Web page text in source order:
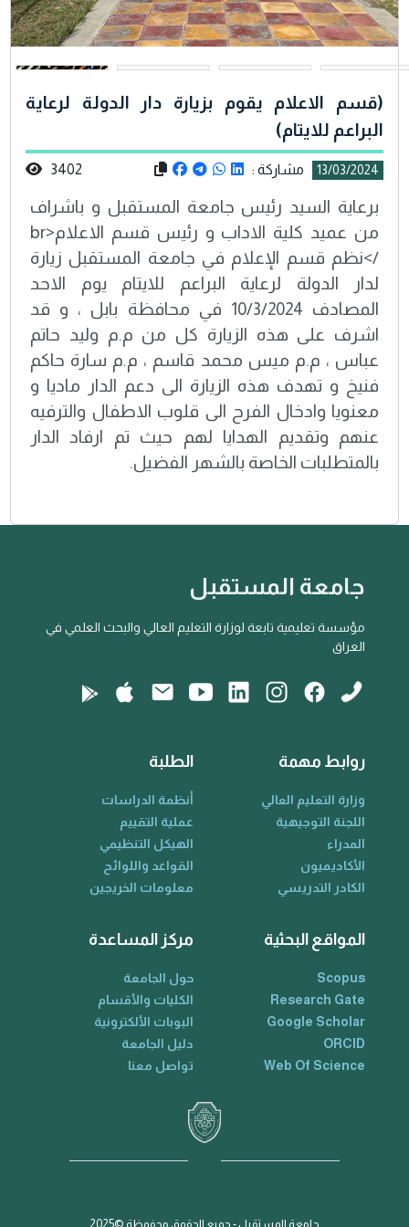
(قسم الاعلام يقوم بزيارة دار الدولة لرعاية
البراعم للايتام)
13/03/2024 مشاركة : 3402
برعاية السيد رئيس جامعة المستقبل و باشراف
من عميد كلية الاداب و رئيس قسم الاعلام<br
/>نظم قسم الإعلام في جامعة المستقبل زيارة
لدار الدولة لرعاية البراعم للايتام يوم الاحد
المصادف 10/3/2024 في محافظة بابل ، و قد
اشرف على هذه الزيارة كل من م.م وليد حاتم
عباس ، م.م ميس محمد قاسم ، م.م سارة حاكم
فنيخ و تهدف هذه الزيارة الى دعم الدار ماديا و
معنويا وادخال الفرح الى قلوب الاطفال والترفيه
عنهم وتقديم الهدايا لهم حيث تم ارفاد الدار
بالمتطلبات الخاصة بالشهر الفضيل.
جامعة المستقبل
مؤسسة تعليمية تابعة لوزارة التعليم العالي والبحث العلمي في
العراق
روابط مهمة
وزارة التعليم العالي
اللجنة التوجيهية
المدراء
الأكاديميون
الكادر التدريسي
الطلبة
أنظمة الدراسات
عملية التقييم
الهيكل التنظيمي
القواعد واللوائح
معلومات الخريجين
المواقع البحثية
Scopus
Research Gate
Google Scholar
ORCID
Web Of Science
مركز المساعدة
حول الجامعة
الكليات والأقسام
البوبات الألكترونية
دليل الجامعة
تواصل معنا
جامعة المستقبل - جميع الحقوق محفوظة ©2025